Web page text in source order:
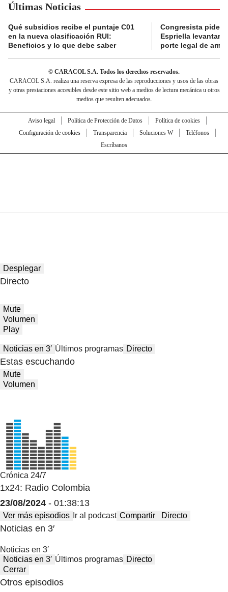
Últimas Noticias
Qué subsidios recibe el puntaje C01
en la nueva clasificación RUI:
Beneficios y lo que debe saber
Congresista pide a
Espriella levantar
porte legal de
© CARACOL S.A. Todos los derechos reservados.
CARACOL S.A. realiza una reserva expresa de las reproducciones y usos de las obras
y otras prestaciones accesibles desde este sitio web a medios de lectura mecánica u otros
medios que resulten adecuados.
Aviso legal Política de Protección de Datos
Política de cookies
Configuración de cookies
Transparencia Soluciones W
Teléfonos
Escríbanos
Desplegar
Directo
Mute
Volumen
Play
Noticias en 3′ Últimos programas Directo
Estas escuchando
Mute
Volumen
Crónica 24/7
1x24: Radio Colombia
23/08/2024 - 01:38:13
Ver más episodios Ir al podcast Compartir Directo
Noticias en 3′
Noticias en 3′
Noticias en 3′ Últimos programas Directo
Cerrar
Otros episodios